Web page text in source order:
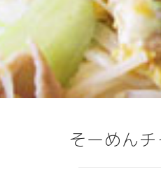
そーめん